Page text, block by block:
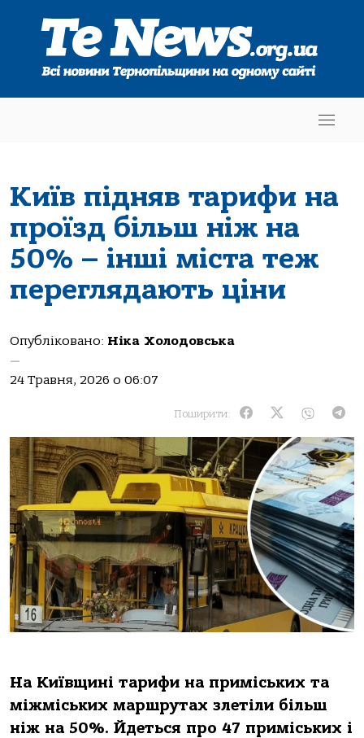
Київ підняв тарифи на
проїзд більш ніж на
50% – інші міста теж
переглядають ціни
Опубліковано: Ніка Холодовська
—
24 Травня, 2026 о 06:07
Поширити:
На Київщині тарифи на приміських та
міжміських маршрутах злетіли більш
ніж на 50%. Йдеться про 47 приміських і